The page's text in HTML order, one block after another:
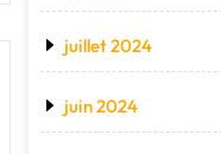
juillet 2024
juin 2024